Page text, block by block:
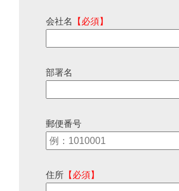
会社名 【必須】
部署名
郵便番号
住所 【必須】